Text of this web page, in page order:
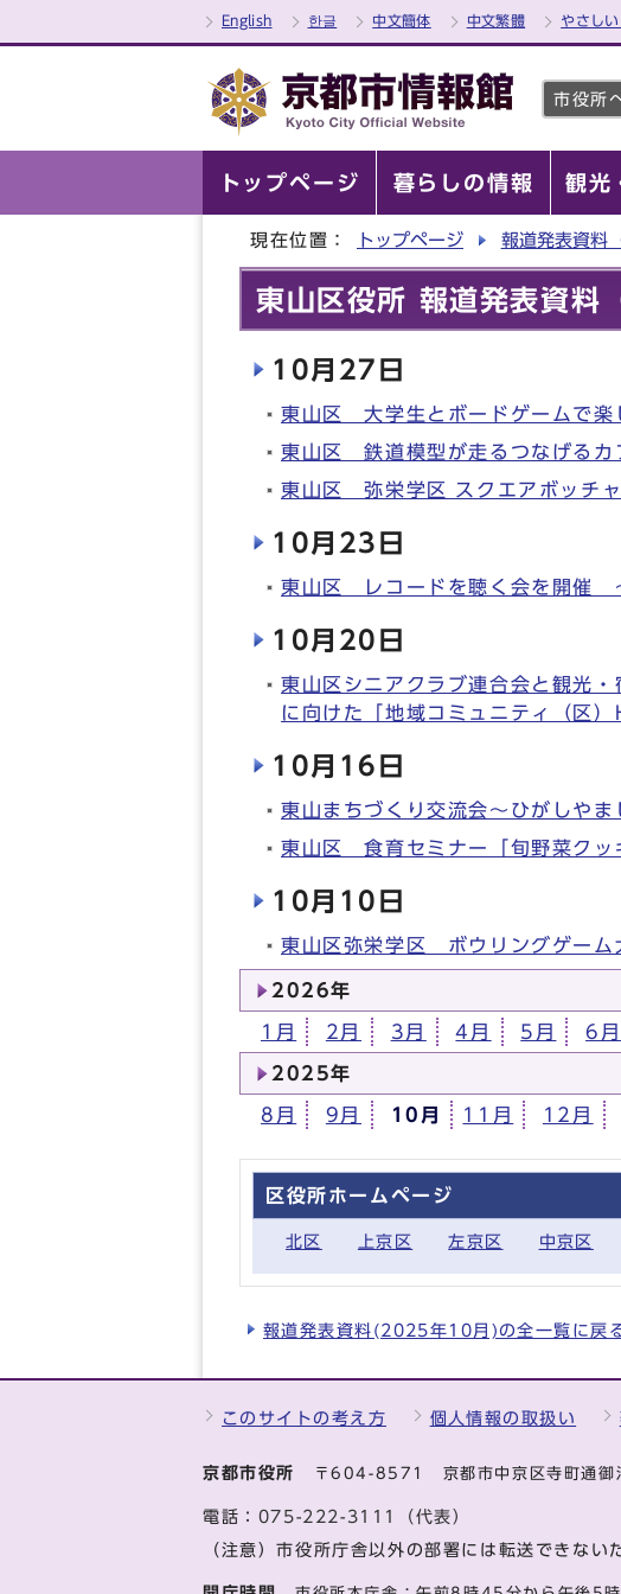
English 한글 中文簡体 中文繁體 やさし
市役所
トップページ 暮らしの情報 観光
現在位置： トップページ 報道発表資料
東山区役所 報道発表資料
10月27日
東山区 大学生とボードゲームで楽
東山区 鉄道模型が走るつなげるカ
東山区 弥栄学区 スクエアボッチャ
10月23日
東山区 レコードを聴く会を開催
10月20日
東山区シニアクラブ連合会と観光
に向けた「地域コミュニティ（区
10月16日
東山まちづくり交流会～ひがしや
東山区 食育セミナー「旬野菜クッ
10月10日
東山区弥栄学区 ボウリングゲーム
2026年
1月 2月 3月 4月 5月 6月
2025年
8月 9月 10月 11月 12月
区役所ホームページ
北区 上京区 左京区 中京区
報道発表資料(2025年10月)の全一覧に戻
このサイトの考え方 個人情報の取扱い
京都市役所 〒604-8571 京都市中京区寺町通御
電話： 075-222-3111（代表）
（注意）市役所庁舎以外の部署には転送できない